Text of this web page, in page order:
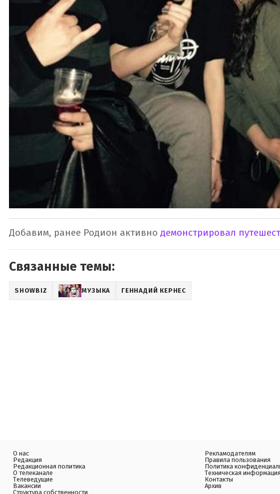
Добавим, ранее Родион активно демонстрировал
Связанные темы:
SHOWBIZ МУЗЫКА ГЕННАДИЙ КЕРНЕС
О нас
Редакция
Редакционная политика
О телеканале
Телеведущие
Вакансии
Структура собственности
Рекламодателям
Правила пользования
Политика
Техническая информация
Контакты
Архив